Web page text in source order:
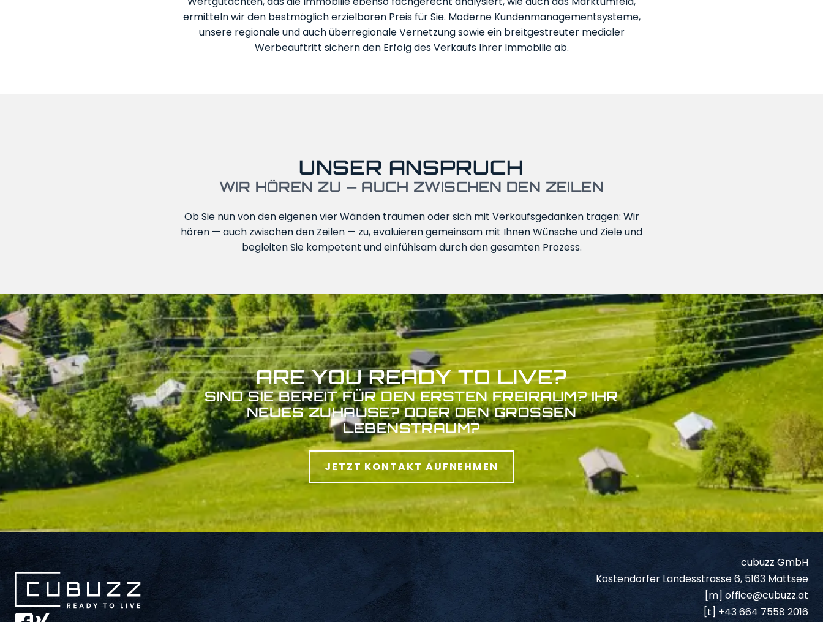
ermitteln wir den bestmöglich erzielbaren Preis für Sie. Moderne Kundenmanagementsysteme,
unsere regionale und auch überregionale Vernetzung sowie ein breitgestreuter medialer
Werbeauftritt sichern den Erfolg des Verkaufs Ihrer Immobilie ab.
UNSER ANSPRUCH
WIR HÖREN ZU — AUCH ZWISCHEN DEN ZEILEN
Ob Sie nun von den eigenen vier Wänden träumen oder sich mit Verkaufsgedanken tragen: Wir
hören — auch zwischen den Zeilen — zu, evaluieren gemeinsam mit Ihnen Wünsche und Ziele und
begleiten Sie kompetent und einfühlsam durch den gesamten Prozess.
ARE YOU READY TO LIVE?
SIND SIE BEREIT FÜR DEN ERSTEN FREIRAUM? IHR
NEUES ZUHAUSE? ODER DEN GROSSEN L
EBENSTRAUM?
JETZT KONTAKT AUFNEHMEN
cubuzz GmbH
Köstendorfer Landesstrasse 6, 5163 Mattsee
[m] office@cubuzz.at
[t] +43 664 7558 2016